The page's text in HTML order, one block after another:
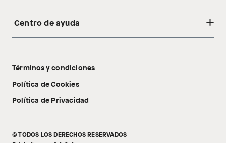
Acerca de nosotros
Tecnología Pillow Walk
Centro de ayuda
Libro de reclamaciones
Términos y condiciones
Política de Cookies
Política de Privacidad
© TODOS LOS DERECHOS RESERVADOS